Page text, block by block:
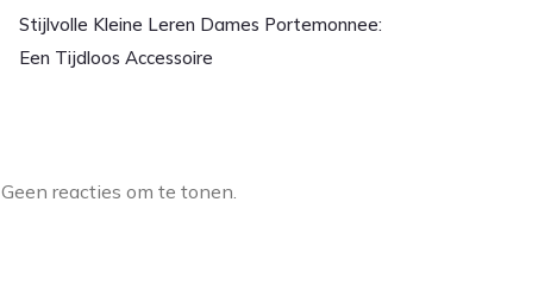
Stijlvolle Kleine Leren Dames Portemonnee:
Een Tijdloos Accessoire
Geen reacties om te tonen.